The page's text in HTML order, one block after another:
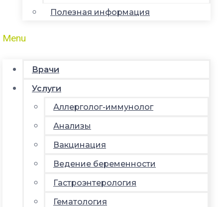
Полезная информация
Menu
Врачи
Услуги
Аллерголог-иммунолог
Анализы
Вакцинация
Ведение беременности
Гастроэнтерология
Гематология